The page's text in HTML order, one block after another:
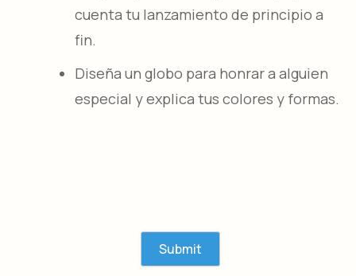
cuenta tu lanzamiento de principio a
fin.​
Diseña un globo para honrar a alguien
especial y explica tus colores y formas.